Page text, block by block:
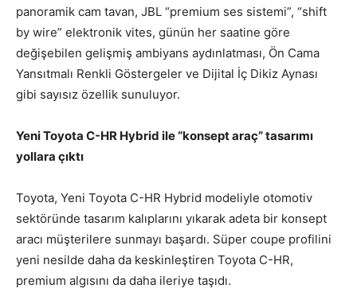
panoramik cam tavan, JBL “premium ses sistemi”, “shift
by wire” elektronik vites, günün her saatine göre
değişebilen gelişmiş ambiyans aydınlatması, Ön Cama
Yansıtmalı Renkli Göstergeler ve Dijital İç Dikiz Aynası
gibi sayısız özellik sunuluyor.
Yeni Toyota C-HR Hybrid ile “konsept araç” tasarımı
yollara çıktı
Toyota, Yeni Toyota C-HR Hybrid modeliyle otomotiv
sektöründe tasarım kalıplarını yıkarak adeta bir konsept
aracı müşterilere sunmayı başardı. Süper coupe profilini
yeni nesilde daha da keskinleştiren Toyota C-HR,
premium algısını da daha ileriye taşıdı.